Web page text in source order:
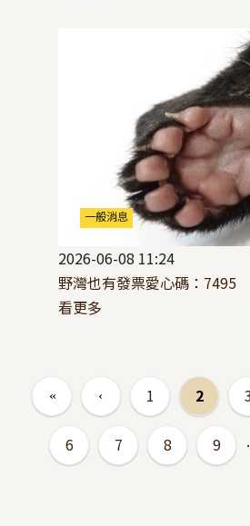
一般消息
2026-06-08 11:24
野灣也有發票愛心碼：7495
看更多
1 2
6 7 8 9